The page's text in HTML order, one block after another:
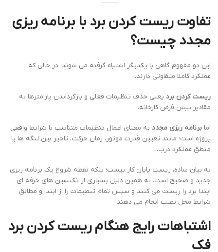
تفاوت ریست کردن برد با برنامه ریزی
مجدد چیست؟
این دو مفهوم گاهی با یکدیگر اشتباه گرفته می شوند، در حالی که
عملکرد کاملا متفاوتی دارند.
ریست کردن برد یعنی حذف تنظیمات فعلی و بازگرداندن پارامترها به
مقادیر پیش فرض کارخانه.
اما برنامه ریزی مجدد به معنای اعمال تنظیمات متناسب با شرایط واقعی
پروژه است؛ مانند تعیین قدرت موتور، زمان حرکت، تاخیر بین لنگه ها یا
منطق عملکرد درب.
به بیان ساده، ریست پایان کار نیست؛ بلکه نقطه شروع یک برنامه ریزی
جدید و صحیح است. به همین دلیل بسیاری از تکنسین های حرفه ای
ابتدا برد را ریست می کنند و سپس تمام تنظیمات را از ابتدا و مطابق
شرایط محل نصب انجام می دهند.
اشتباهات رایج هنگام ریست کردن برد
فک